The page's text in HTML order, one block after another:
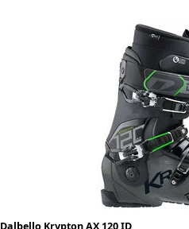
Dalbello Krypton AX 120 ID